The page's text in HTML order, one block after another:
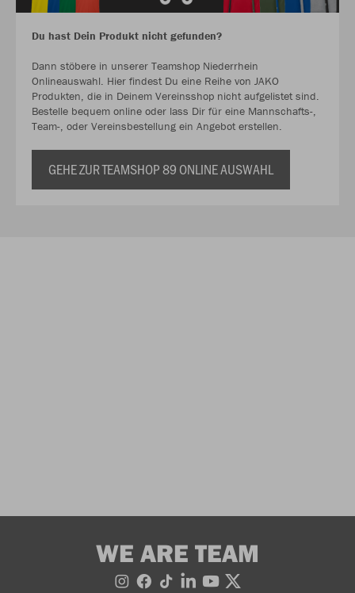
Du hast Dein Produkt nicht gefunden?
Dann stöbere in unserer Teamshop Niederrhein
Onlineauswahl. Hier findest Du eine Reihe von JAKO
Produkten, die in Deinem Vereinsshop nicht aufgelistet sind.
Bestelle bequem online oder lass Dir für eine Mannschafts-,
Team-, oder Vereinsbestellung ein Angebot erstellen.
GEHE ZUR TEAMSHOP 89 ONLINE AUSWAHL
WE ARE TEAM